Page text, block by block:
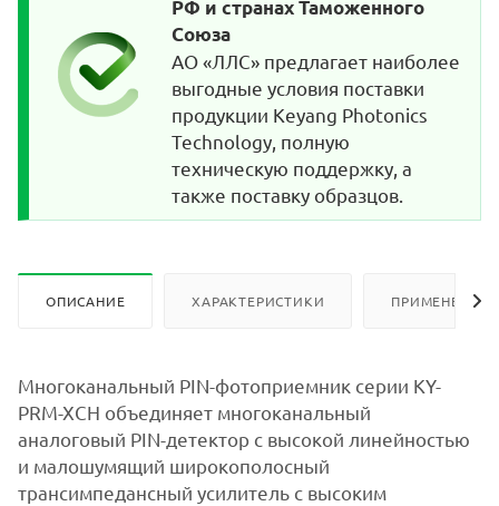
РФ и странах Таможенного
Союза
АО «ЛЛС» предлагает наиболее
выгодные условия поставки
продукции Keyang Photonics
Technology, полную
техническую поддержку, а
также поставку образцов.
ОПИСАНИЕ ХАРАКТЕРИСТИКИ ПРИМЕНЕНИЕ
Многоканальный PIN-фотоприемник серии KY-
PRM-XCH объединяет многоканальный
аналоговый PIN-детектор с высокой линейностью
и малошумящий широкополосный
трансимпедансный усилитель с высоким